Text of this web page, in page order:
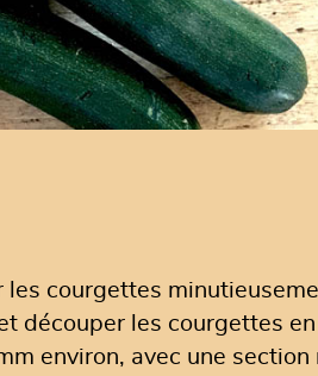
les courgettes
découper les courgettes
environ, avec une section